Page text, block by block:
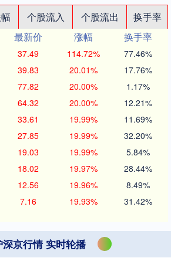
个股流入 个股流出
换手率
最新价 涨幅
换手率
37.49 114.72% 77.46%
39.83 20.01% 17.76%
77.82 20.00% 1.17%
64.32 20.00% 12.21%
33.61 19.99% 11.69%
27.85 19.99% 32.20%
19.03 19.99% 5.84%
18.02 19.97% 28.44%
12.56 19.96% 8.49%
7.16 19.93% 31.42%
深京行情 实时轮播